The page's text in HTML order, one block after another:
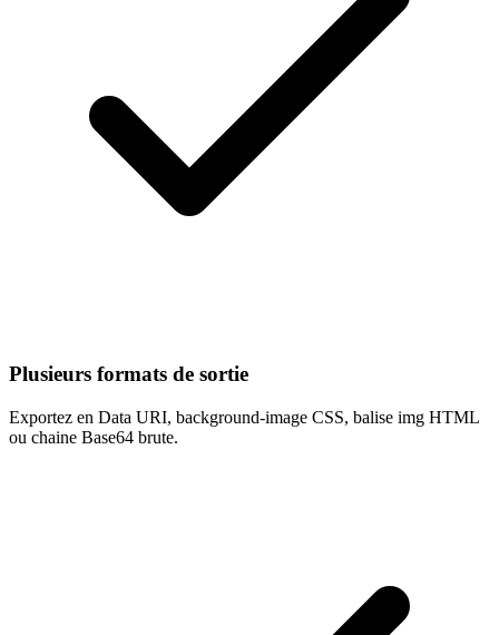
Plusieurs formats de sortie
Exportez en Data URI, background-image CSS, balise img HTML
ou chaine Base64 brute.